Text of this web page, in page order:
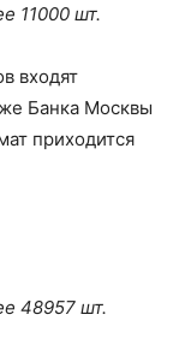
11000 шт.
входят
Банка Москвы
приходится
48957 шт.